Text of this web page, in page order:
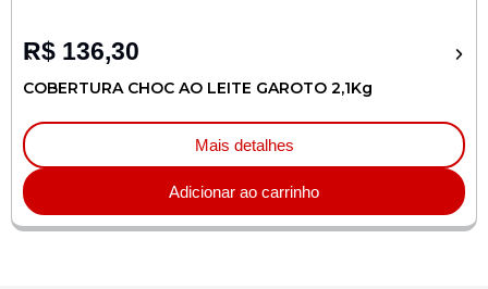
R$ 136,30
COBERTURA CHOC AO LEITE GAROTO 2,1Kg
Mais detalhes
Adicionar ao carrinho